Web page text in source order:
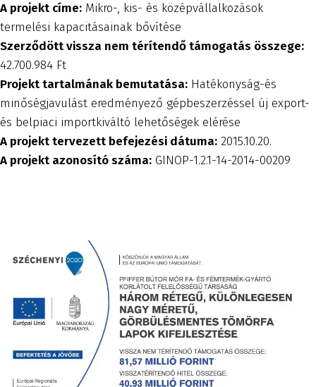
A projekt címe: Mikro-, kis- és középvállalkozások
termelési kapacitásainak bővítése
Szerződött vissza nem térítendő támogatás összege:
42.700.984 Ft
Projekt tartalmának bemutatása: Hatékonyság-és
minőségjavulást eredményező gépbeszerzéssel új export-
és belpiaci importkiváltó lehetőségek elérése
A projekt tervezett befejezési dátuma: 2015.10.20.
A projekt azonosító száma: GINOP-1.2.1-14-2014-00209